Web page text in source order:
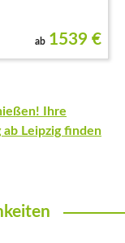
ab 1539 €
Ihre
Leipzig finden